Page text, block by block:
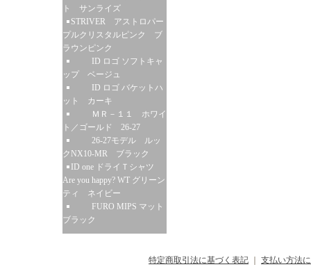
ト サンライズ
STRIVER アストロパー
プルクリスタルピンク ブ
ラウンピンク
ID ロゴ ソフトキャ
ップ ベージュ
ID ロゴ バケットハ
ット カーキ
ＭＲ－１１ ホワイ
ト／ゴールド 26-27
26-27モデル ルッ
クNX10-MR ブラック
ID one ドライＴシャツ
Are you happy? WT グリーン
ティ ネイビー
FURO MIPS マット
ブラック
特定商取引法に基づく表記
支払い方法